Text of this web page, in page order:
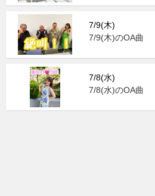
7/9(木)
7/9(木)のOA曲
7/8(水)
7/8(水)のOA曲